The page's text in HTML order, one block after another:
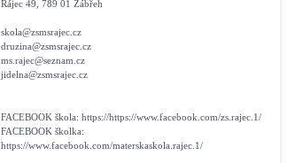
Rájec 49, 789 01 Zábřeh
skola@zsmsrajec.cz
druzina@zsmsrajec.cz
ms.rajec@seznam.cz
jidelna@zsmsrajec.cz
FACEBOOK škola: https://https://www.facebook.com/zs.rajec.1/
FACEBOOK školka:
https://www.facebook.com/materskaskola.rajec.1/